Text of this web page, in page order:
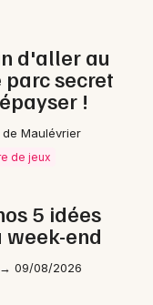
d'aller au
parc secret
!
Maulévrier
de jeux
5 idées
week-end
09/08/2026